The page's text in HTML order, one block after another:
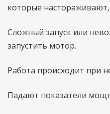
которые
Сложный запуск или
запустить мотор.
Работа происходит при
Падают показатели